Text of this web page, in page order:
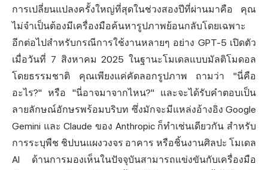
การเปลี่ยนแปลงครั้งใหญ่ที่สุดในช่วงสองปีที่ผ่านมาคือ คุณ
ไม่จำเป็นต้องมีเครื่องมือค้นหารูปภาพย้อนกลับโดยเฉพาะ
อีกต่อไปสำหรับกรณีการใช้งานหลายๆ อย่าง GPT-5 เปิดตัว
เมื่อวันที่ 7 สิงหาคม 2025 ในฐานะโมเดลแบบมัลติโมดอล
โดยธรรมชาติ คุณเพียงแค่คัดลอกรูปภาพ ถามว่า "นี่คือ
อะไร?" หรือ "นี่อาจมาจากไหน?" และจะได้รับคำตอบเป็น
ลายลักษณ์อักษรพร้อมบริบท ซึ่งมักจะมีแหล่งอ้างอิง Google
Gemini และ Claude ของ Anthropic ก็ทำเช่นเดียวกัน สำหรับ
การระบุพืช ชิปบนแผงวงจร อาคาร หรือชิ้นงานศิลปะ โมเดล
AI ด้านการมองเห็นในปัจจุบันสามารถแข่งขันกับเครื่องมือ